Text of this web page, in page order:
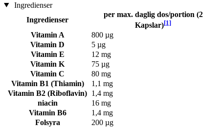
Ingredienser
Ingredienser
per max. daglig dos/portion (2
Kapslar)[1]
Vitamin A
800 µg
Vitamin D
5 µg
Vitamin E
12 mg
Vitamin K
75 µg
Vitamin C
80 mg
Vitamin B1 (Thiamin)
1,1 mg
Vitamin B2 (Riboflavin) 1,4 mg
niacin
16 mg
Vitamin B6
1,4 mg
Folsyra
200 µg